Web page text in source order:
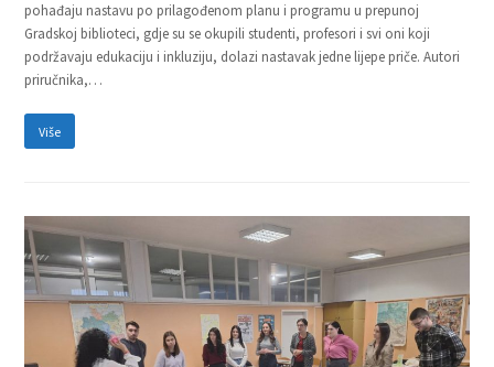
pohađaju nastavu po prilagođenom planu i programu u prepunoj
Gradskoj biblioteci, gdje su se okupili studenti, profesori i svi oni koji
podržavaju edukaciju i inkluziju, dolazi nastavak jedne lijepe priče. Autori
priručnika,…
Više